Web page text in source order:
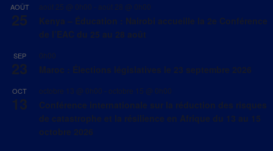
AOÛT
25
août 25 @ 0h00 - août 28 @ 0h00
Kenya – Éducation : Nairobi accueille la 2e Conférence
de l’EAC du 25 au 28 août
SEP
23
0h00
Maroc : Élections législatives le 23 septembre 2026
OCT
13
octobre 13 @ 0h00 - octobre 15 @ 0h00
Conférence internationale sur la réduction des risques
de catastrophe et la résilience en Afrique du 13 au 15
octobre 2026